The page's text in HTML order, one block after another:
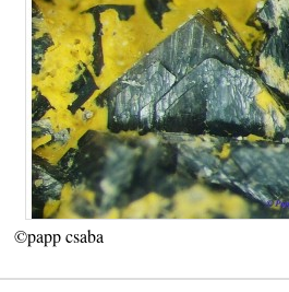
©papp csaba